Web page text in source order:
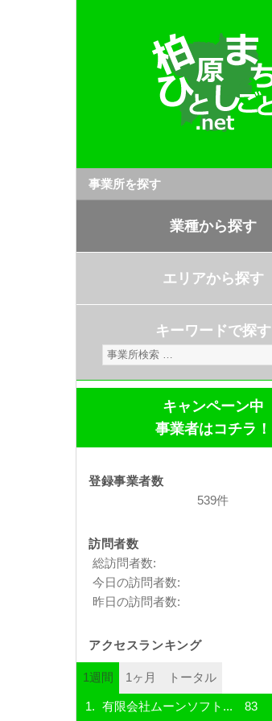
事業所を探す
業種から探す
エリアから探す
キーワードで探す
検
索:
キャンペーン中
事業者はコチラ！
登録事業者数
539件
訪問者数
総訪問者数:
今日の訪問者数:
昨日の訪問者数:
アクセスランキング
1週間 1ヶ月 トータル
有限会社ムーンソフト... 83